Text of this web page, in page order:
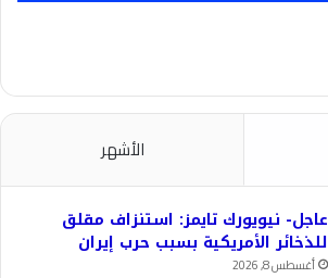
الأشهر
عاجل- نيويورك تايمز: استنزاف مقلق
للذخائر الأمريكية بسبب حرب إيران
أغسطس 8, 2026